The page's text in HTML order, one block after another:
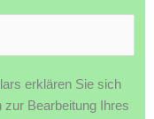
erklären Sie sich
Bearbeitung Ihres